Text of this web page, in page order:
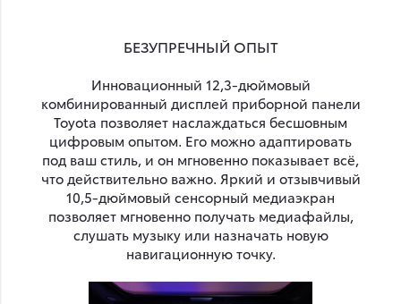
БЕЗУПРЕЧНЫЙ ОПЫТ
Инновационный 12,3-дюймовый
комбинированный дисплей приборной панели
Toyota позволяет наслаждаться бесшовным
цифровым опытом. Его можно адаптировать
под ваш стиль, и он мгновенно показывает всё,
что действительно важно. Яркий и отзывчивый
10,5-дюймовый сенсорный медиаэкран
позволяет мгновенно получать медиафайлы,
слушать музыку или назначать новую
навигационную точку.